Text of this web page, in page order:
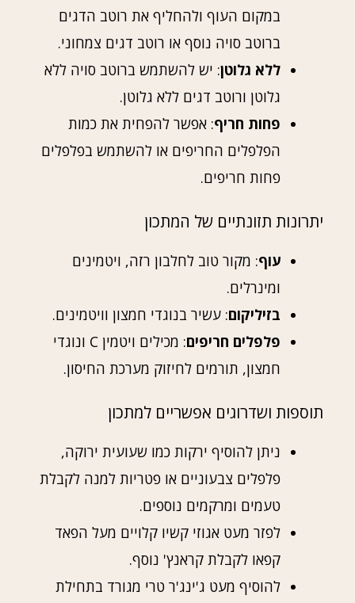
במקום העוף ולהחליף את רוטב הדגים
ברוטב סויה נוסף או רוטב דגים צמחוני.
ללא גלוטן: יש להשתמש ברוטב סויה ללא
גלוטן ורוטב דגים ללא גלוטן.
פחות חריף: אפשר להפחית את כמות
הפלפלים החריפים או להשתמש בפלפלים
פחות חריפים.
יתרונות תזונתיים של המתכון
עוף: מקור טוב לחלבון רזה, ויטמינים
ומינרלים.
בזיליקום: עשיר בנוגדי חמצון וויטמינים.
פלפלים חריפים
: מכילים ויטמין C ונוגדי
חמצון, תורמים לחיזוק מערכת החיסון.
תוספות ושדרוגים אפשריים למתכון
ניתן להוסיף ירקות כמו שעועית ירוקה,
פלפלים צבעוניים או פטריות למנה לקבלת
טעמים ומרקמים נוספים.
לפזר מעט אגוזי קשיו קלויים מעל הפאד
קפאו לקבלת קראנץ' נוסף.
להוסיף מעט ג'ינג'ר טרי מגורד בתחילת